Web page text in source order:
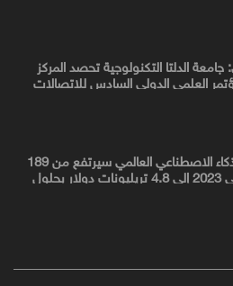
جامعة الدلتا التكنولوجية تحصد المركز
العلمي الدولي السادس للاتصالات
حجم سوق الذكاء الاصطناعي العالمي سيرتفع من 189
مليار دولار في 2023 إلى 4.8 تريليونات دولار بحلول